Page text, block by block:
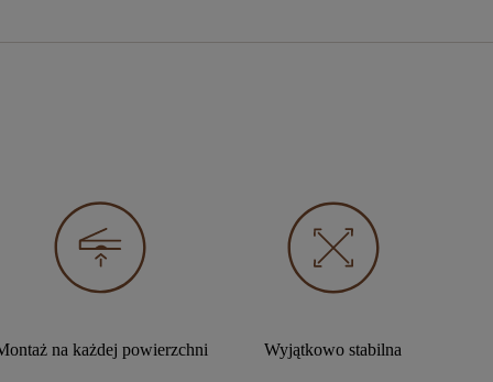
na każdej powierzchni Wyjątkowo stabilna